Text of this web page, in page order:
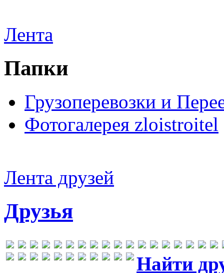
Лента
Папки
Грузоперевозки и
Фотогалерея zloistroitel
Лента друзей
Друзья
Найти